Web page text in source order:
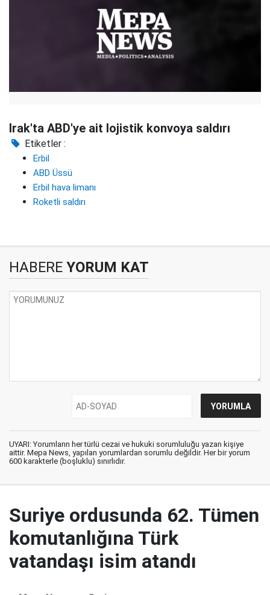
Irak'ta ABD'ye ait lojistik konvoya saldırı
Etiketler :
Erbil
ABD Üssü
Erbil hava limanı
Roketli saldırı
HABERE YORUM KAT
UYARI: Yorumların her türlü cezai ve hukuki sorumluluğu yazan kişiye
aittir. Mepa News, yapılan yorumlardan sorumlu değildir. Her bir yorum
600 karakterle (boşluklu) sınırlıdır.
Suriye ordusunda 62. Tümen
komutanlığına Türk
vatandaşı isim atandı